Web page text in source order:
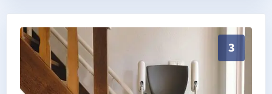
3
Schneller, sauberer Einbau durch zertifizierte